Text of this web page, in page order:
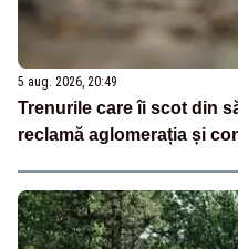
5 aug. 2026, 20:49
Trenurile care îi scot din
reclamă aglomerația și